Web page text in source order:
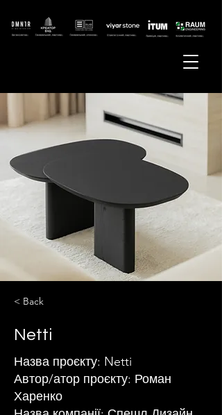
< Back
Netti
Назва проєкту: Netti
Автор/атор проєкту: Роман
Харенко